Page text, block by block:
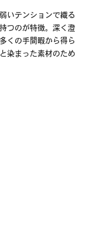
いテンションで織る
つのが特徴。深く澄
くの手間暇から得ら
染まった素材のため